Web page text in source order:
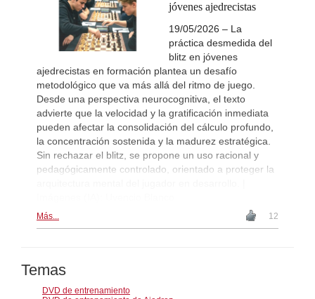
jóvenes ajedrecistas
19/05/2026 – La
práctica desmedida del
blitz en jóvenes
ajedrecistas en formación plantea un desafío
metodológico que va más allá del ritmo de juego.
Desde una perspectiva neurocognitiva, el texto
advierte que la velocidad y la gratificación inmediata
pueden afectar la consolidación del cálculo profundo,
la concentración sostenida y la madurez estratégica.
Sin rechazar el blitz, se propone un uso racional y
pedagógicamente controlado, orientado a proteger la
Más... 12
Temas
DVD de entrenamiento